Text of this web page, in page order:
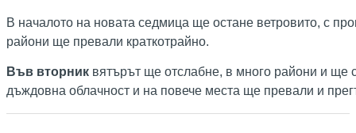
В началото на новата седмица ще остане ветровито, с
райони ще превали краткотрайно.
Във вторник вятърът ще отслабне, в много райони и ще
дъждовна облачност и на повече места ще превали и